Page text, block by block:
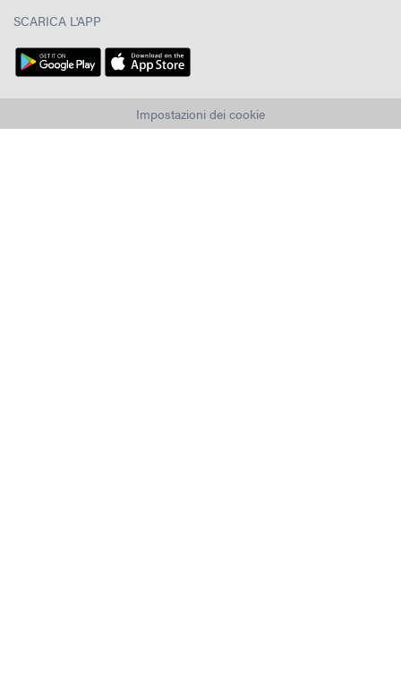
SCARICA L'APP
Impostazioni dei cookie